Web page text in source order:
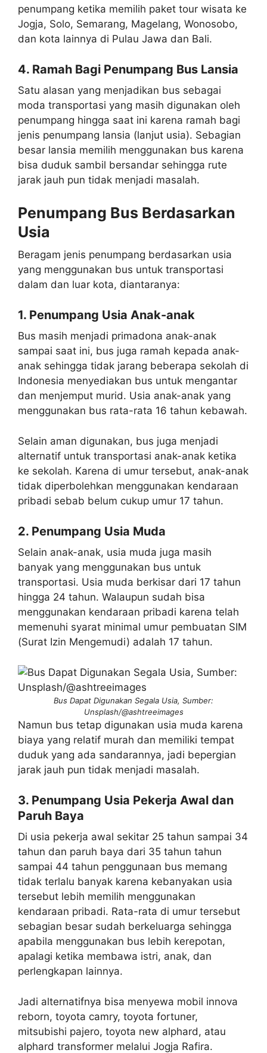
penumpang ketika memilih paket tour wisata ke
Jogja, Solo, Semarang, Magelang, Wonosobo,
dan kota lainnya di Pulau Jawa dan Bali.
4. Ramah Bagi Penumpang Bus Lansia
Satu alasan yang menjadikan bus sebagai
moda transportasi yang masih digunakan oleh
penumpang hingga saat ini karena ramah bagi
jenis penumpang lansia (lanjut usia). Sebagian
besar lansia memilih menggunakan bus karena
bisa duduk sambil bersandar sehingga rute
jarak jauh pun tidak menjadi masalah.
Penumpang Bus Berdasarkan
Usia
Beragam jenis penumpang berdasarkan usia
yang menggunakan bus untuk transportasi
dalam dan luar kota, diantaranya:
1. Penumpang Usia Anak-anak
Bus masih menjadi primadona anak-anak
sampai saat ini, bus juga ramah kepada anak-
anak sehingga tidak jarang beberapa sekolah di
Indonesia menyediakan bus untuk mengantar
dan menjemput murid. Usia anak-anak yang
menggunakan bus rata-rata 16 tahun kebawah.
Selain aman digunakan, bus juga menjadi
alternatif untuk transportasi anak-anak ketika
ke sekolah. Karena di umur tersebut, anak-anak
tidak diperbolehkan menggunakan kendaraan
pribadi sebab belum cukup umur 17 tahun.
2. Penumpang Usia Muda
Selain anak-anak, usia muda juga masih
banyak yang menggunakan bus untuk
transportasi. Usia muda berkisar dari 17 tahun
hingga 24 tahun. Walaupun sudah bisa
menggunakan kendaraan pribadi karena telah
memenuhi syarat minimal umur pembuatan SIM
(Surat Izin Mengemudi) adalah 17 tahun.
Bus Dapat Digunakan Segala Usia, Sumber:
Unsplash/@ashtreeimages
Namun bus tetap digunakan usia muda karena
biaya yang relatif murah dan memiliki tempat
duduk yang ada sandarannya, jadi bepergian
jarak jauh pun tidak menjadi masalah.
3. Penumpang Usia Pekerja Awal dan
Paruh Baya
Di usia pekerja awal sekitar 25 tahun sampai 34
tahun dan paruh baya dari 35 tahun tahun
sampai 44 tahun penggunaan bus memang
tidak terlalu banyak karena kebanyakan usia
tersebut lebih memilih menggunakan
kendaraan pribadi. Rata-rata di umur tersebut
sebagian besar sudah berkeluarga sehingga
apabila menggunakan bus lebih kerepotan,
apalagi ketika membawa istri, anak, dan
perlengkapan lainnya.
Jadi alternatifnya bisa menyewa mobil innova
reborn, toyota camry, toyota fortuner,
mitsubishi pajero, toyota new alphard, atau
alphard transformer melalui Jogja Rafira.